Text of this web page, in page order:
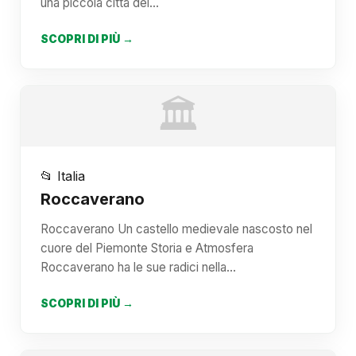
SCOPRI DI PIÙ →
🏛️
📂 Italia
Roccaverano
Roccaverano Un castello medievale nascosto nel
cuore del Piemonte Storia e Atmosfera
Roccaverano ha le sue radici nella…
SCOPRI DI PIÙ →